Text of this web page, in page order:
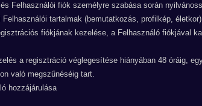
Felhasználói fiók személyre szabása során
tartalmak (bemutatkozás, profilkép,
fiókjának kezelése, a Felhasználó fiókjával
a regisztráció véglegesítése hiányában 48 óráig,
való megszűnéséig tart.
hozzájárulása